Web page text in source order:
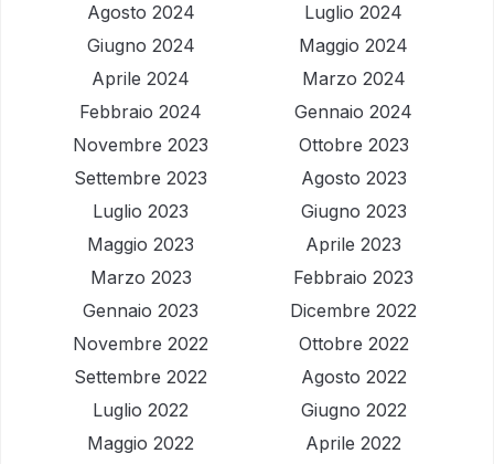
Agosto 2024
Luglio 2024
Giugno 2024
Maggio 2024
Aprile 2024
Marzo 2024
Febbraio 2024
Gennaio 2024
Novembre 2023
Ottobre 2023
Settembre 2023
Agosto 2023
Luglio 2023
Giugno 2023
Maggio 2023
Aprile 2023
Marzo 2023
Febbraio 2023
Gennaio 2023
Dicembre 2022
Novembre 2022
Ottobre 2022
Settembre 2022
Agosto 2022
Luglio 2022
Giugno 2022
Maggio 2022
Aprile 2022